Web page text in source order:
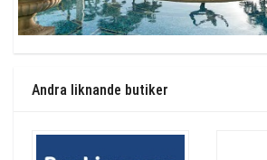
Andra liknande butiker